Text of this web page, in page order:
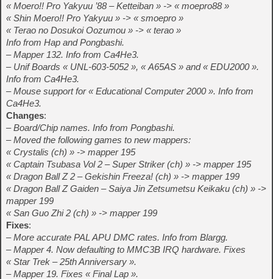
« Moero!! Pro Yakyuu ’88 – Ketteiban » -> « moepro88 »
« Shin Moero!! Pro Yakyuu » -> « smoepro »
« Terao no Dosukoi Oozumou » -> « terao »
Info from Hap and Pongbashi.
– Mapper 132. Info from Ca4He3.
– Unif Boards « UNL-603-5052 », « A65AS » and « EDU2000 ».
Info from Ca4He3.
– Mouse support for « Educational Computer 2000 ». Info from
Ca4He3.
Changes:
– Board/Chip names. Info from Pongbashi.
– Moved the following games to new mappers:
« Crystalis (ch) » -> mapper 195
« Captain Tsubasa Vol 2 – Super Striker (ch) » -> mapper 195
« Dragon Ball Z 2 – Gekishin Freeza! (ch) » -> mapper 199
« Dragon Ball Z Gaiden – Saiya Jin Zetsumetsu Keikaku (ch) » ->
mapper 199
« San Guo Zhi 2 (ch) » -> mapper 199
Fixes:
– More accurate PAL APU DMC rates. Info from Blargg.
– Mapper 4. Now defaulting to MMC3B IRQ hardware. Fixes
« Star Trek – 25th Anniversary ».
– Mapper 19. Fixes « Final Lap ».